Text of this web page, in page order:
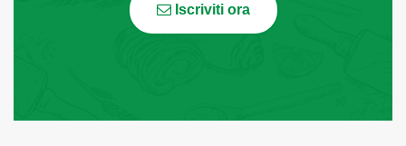
Iscriviti ora